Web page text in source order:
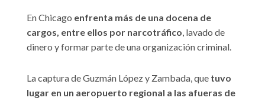
En Chicago enfrenta más de una docena de
cargos, entre ellos por narcotráfico, lavado de
dinero y formar parte de una organización criminal.
La captura de Guzmán López y Zambada, que tuvo
lugar en un aeropuerto regional a las afueras de